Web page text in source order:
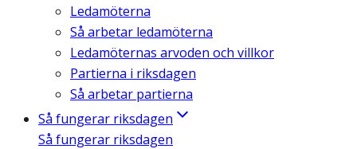
Ledamöterna
Så arbetar ledamöterna
Ledamöternas arvoden och villkor
Partierna i riksdagen
Så arbetar partierna
Så fungerar riksdagen
Så fungerar riksdagen